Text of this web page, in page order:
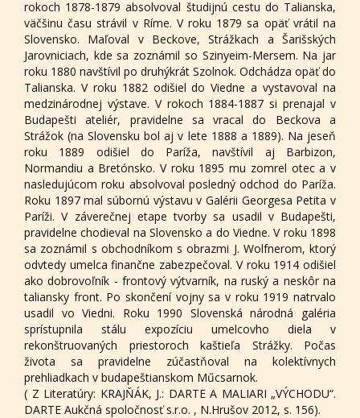
rokoch 1878-1879 absolvoval študijnú cestu do Talianska,
väčšinu času strávil v Ríme. V roku 1879 sa opäť vrátil na
Slovensko. Maľoval v Beckove, Strážkach a Šarišských
Jarovniciach, kde sa zoznámil so Szinyeim-Mersem. Na jar
roku 1880 navštívil po druhýkrát Szolnok. Odchádza opäť do
Talianska. V roku 1882 odišiel do Viedne a vystavoval na
medzinárodnej výstave. V rokoch 1884-1887 si prenajal v
Budapešti ateliér, pravidelne sa vracal do Beckova a
Strážok (na Slovensku bol aj v lete 1888 a 1889). Na jeseň
roku 1889 odišiel do Paríža, navštívil aj Barbizon,
Normandiu a Bretónsko. V roku 1895 mu zomrel otec a v
nasledujúcom roku absolvoval posledný odchod do Paríža.
Roku 1897 mal súbornú výstavu v Galérii Georgesa Petita v
Paríži. V záverečnej etape tvorby sa usadil v Budapešti,
pravidelne chodieval na Slovensko a do Viedne. V roku 1898
sa zoznámil s obchodníkom s obrazmi J. Wolfnerom, ktorý
odvtedy umelca finančne zabezpečoval. V roku 1914 odišiel
ako dobrovoľník - frontový výtvarník, na ruský a neskôr na
taliansky front. Po skončení vojny sa v roku 1919 natrvalo
usadil vo Viedni. Roku 1990 Slovenská národná galéria
sprístupnila stálu expozíciu umelcovho diela v
rekonštruovaných priestoroch kaštieľa Strážky. Počas
života sa pravidelne zúčastňoval na kolektívnych
prehliadkach v budapeštianskom Műcsarnok.
( Z Literatúry: KRAJŇÁK, J.: DARTE A MALIARI „VÝCHODU“.
DARTE Aukčná spoločnosť s.r.o. , N.Hrušov 2012, s. 156).